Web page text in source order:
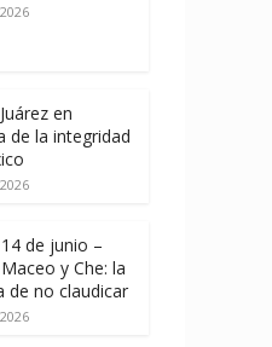
en
de la integridad
de junio –
y Che: la
de no claudicar